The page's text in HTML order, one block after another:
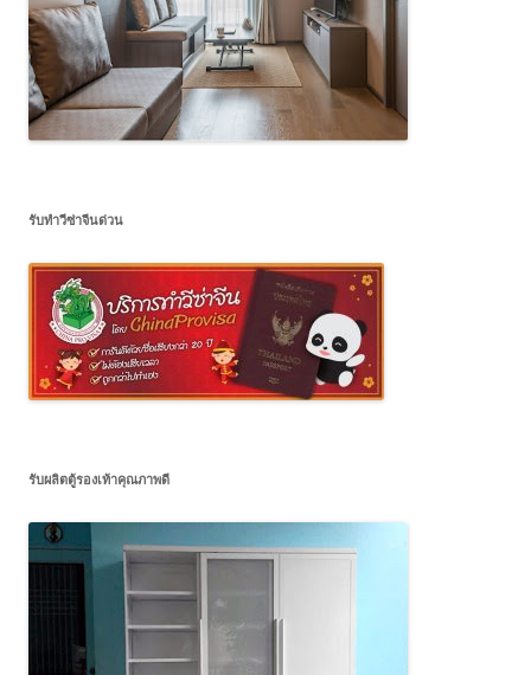
รับทำวีซ่าจีนด่วน
รับผลิตตู้รองเท้าคุณภาพดี